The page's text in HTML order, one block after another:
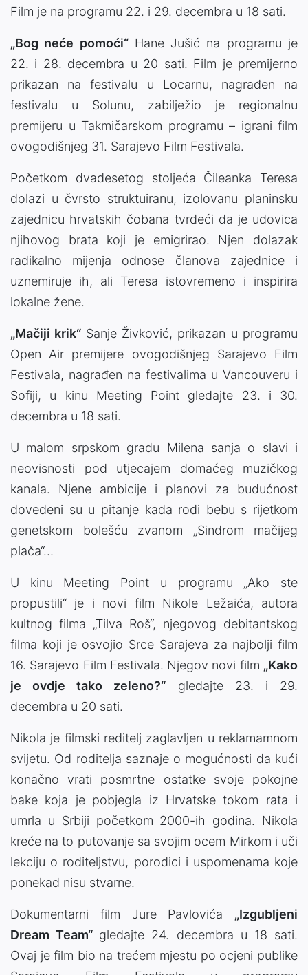
Film je na programu 22. i 29. decembra u 18 sati.
„Bog neće pomoći“Hane Jušić na programu je
22. i 28. decembra u 20 sati. Film je premijerno
prikazan na festivalu u Locarnu, nagrađen na
festivalu u Solunu, zabilježio je regionalnu
premijeru u Takmičarskom programu – igrani film
ovogodišnjeg 31. Sarajevo Film Festivala.
Početkom dvadesetog stoljeća Čileanka Teresa
dolazi u čvrsto struktuiranu, izolovanu planinsku
zajednicu hrvatskih čobana tvrdeći da je udovica
njihovog brata koji je emigrirao. Njen dolazak
radikalno mijenja odnose članova zajednice i
uznemiruje ih, ali Teresa istovremeno i inspirira
lokalne žene.
„Mačiji krik“ Sanje Živković, prikazan u programu
Open Air premijere ovogodišnjeg Sarajevo Film
Festivala, nagrađen na festivalima u Vancouveru i
Sofiji, u kinu Meeting Point gledajte 23. i 30.
decembra u 18 sati.
U malom srpskom gradu Milena sanja o slavi i
neovisnosti pod utjecajem domaćeg muzičkog
kanala. Njene ambicije i planovi za budućnost
dovedeni su u pitanje kada rodi bebu s rijetkom
genetskom bolešću zvanom „Sindrom mačijeg
plača“…
U kinu Meeting Point u programu „Ako ste
propustili“ je i novi film Nikole Ležaića, autora
kultnog filma „Tilva Roš“, njegovog debitantskog
filma koji je osvojio Srce Sarajeva za najbolji film
16. Sarajevo Film Festivala. Njegov novi film „Kako
je ovdje tako zeleno?“ gledajte 23. i 29.
decembra u 20 sati.
Nikola je filmski reditelj zaglavljen u reklamamnom
svijetu. Od roditelja saznaje o mogućnosti da kući
konačno vrati posmrtne ostatke svoje pokojne
bake koja je pobjegla iz Hrvatske tokom rata i
umrla u Srbiji početkom 2000-ih godina. Nikola
kreće na to putovanje sa svojim ocem Mirkom i uči
lekciju o roditeljstvu, porodici i uspomenama koje
ponekad nisu stvarne.
Dokumentarni film Jure Pavlovića „Izgubljeni
Dream Team“ gledajte 24. decembra u 18 sati.
Ovaj je film bio na trećem mjestu po ocjeni publike